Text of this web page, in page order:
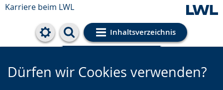
Karriere beim LWL
Inhaltsverzeichnis
Cookie-Einstellungen
Dürfen wir Cookies verwenden?